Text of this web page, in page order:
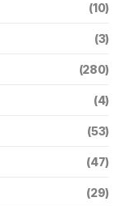
(10)
(3)
(280)
(4)
(53)
(47)
(29)